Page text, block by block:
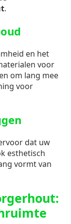
.
en het
voor
om lang mee
voor
dat uw
esthetisch
vormt van